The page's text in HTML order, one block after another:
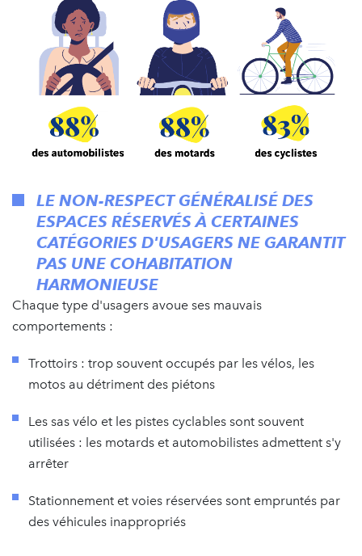
LE NON-RESPECT GÉNÉRALISÉ DES
ESPACES RÉSERVÉS À CERTAINES
CATÉGORIES D'USAGERS NE GARANTIT
PAS UNE COHABITATION
HARMONIEUSE
Chaque type d'usagers avoue ses mauvais
comportements :
Trottoirs : trop souvent occupés par les vélos, les
motos au détriment des piétons
Les sas vélo et les pistes cyclables sont souvent
utilisées : les motards et automobilistes admettent s'y
arrêter
Stationnement et voies réservées sont empruntés par
des véhicules inappropriés